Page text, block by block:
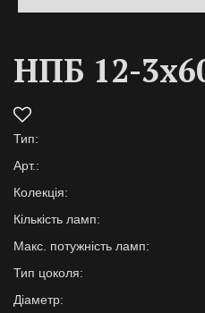
НПБ 12-
Тип:
Арт.:
Колекція:
Кількість ламп:
Макс. потужність ламп:
Тип цоколя:
Діаметр: